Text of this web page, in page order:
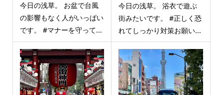
今日の浅草。 お盆で台風
の影響もなく人がいっぱい
です。 #マナーを守って...
今日の浅草。 浴衣で遊ぶ
街みたいです。 #正しく恐
れてしっかり対策お願い...